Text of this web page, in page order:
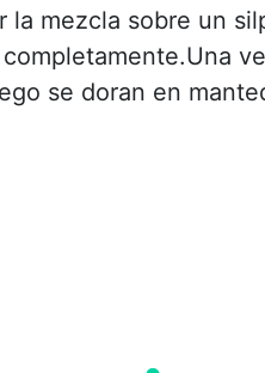
la mezcla sobre un
se doran en